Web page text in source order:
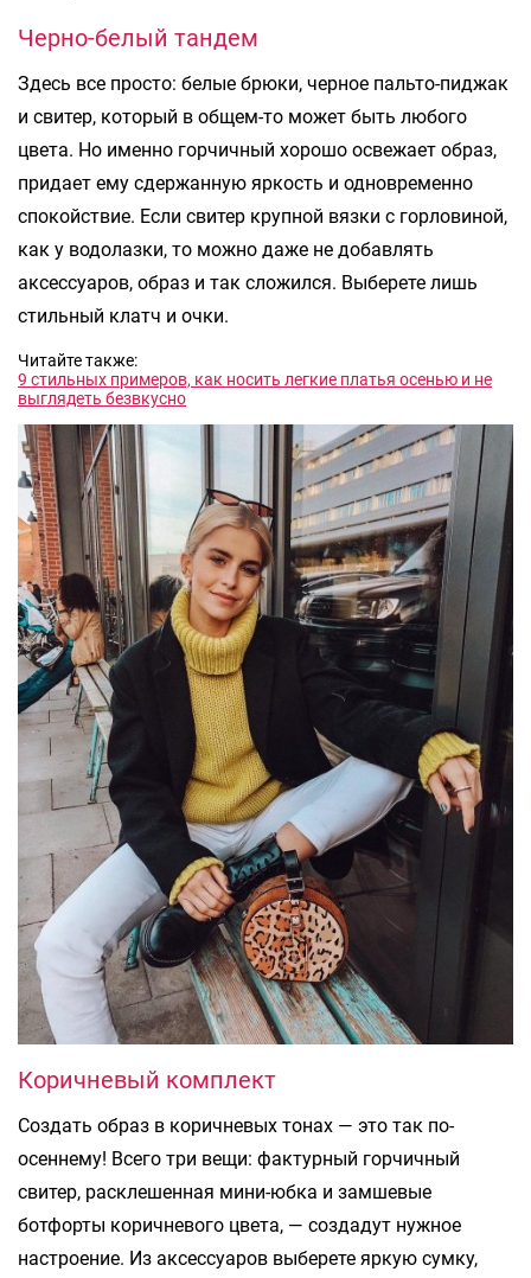
Черно-белый тандем
Здесь все просто: белые брюки, черное пальто-пиджак
и свитер, который в общем-то может быть любого
цвета. Но именно горчичный хорошо освежает образ,
придает ему сдержанную яркость и одновременно
спокойствие. Если свитер крупной вязки с горловиной,
как у водолазки, то можно даже не добавлять
аксессуаров, образ и так сложился. Выберете лишь
стильный клатч и очки.
Читайте также:
9 стильных примеров, как носить легкие платья осенью и не
выглядеть безвкусно
Коричневый комплект
Создать образ в коричневых тонах — это так по-
осеннему! Всего три вещи: фактурный горчичный
свитер, расклешенная мини-юбка и замшевые
ботфорты коричневого цвета, — создадут нужное
настроение. Из аксессуаров выберете яркую сумку,